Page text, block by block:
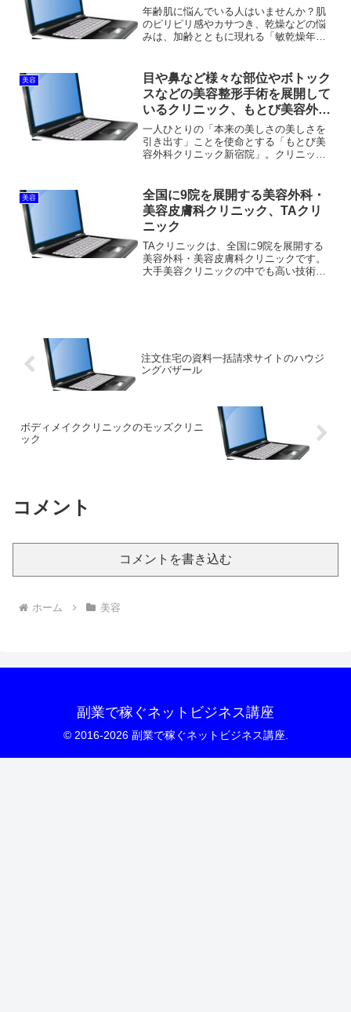
年齢肌に悩んでいる人はいませんか？肌
のピリピリ感やカサつき、乾燥などの悩
みは、加齢とともに現れる「敏乾燥年齢
いた肌のことを言い、多くの人がこの悩
みをかかえています。「コラ...
美容
目や鼻など様々な部位やボトック
スなどの美容整形手術を展開して
いるクリニック、もとび美容外科
クリニック
一人ひとりの「本来の美しさの美しさを
引き出す」ことを使命とする「もとび美
容外科クリニック新宿院」。クリニック
しさの可能性を引き出し、豊かで幸せな
人生を送れるように、メス...
美容
全国に9院を展開する美容外科・
美容皮膚科クリニック、TAクリ
ニック
TAクリニックは、全国に9院を展開する
美容外科・美容皮膚科クリニックです。
大手美容クリニックの中でも高い技術力
注文住宅の資料一括請求サイトのハウジ
ングバザール
ボディメイククリニックのモッズクリニ
ック
コメント
コメントを書き込む
ホーム 美容
副業で稼ぐネットビジネス講座
© 2016-2026 副業で稼ぐネットビジネス講座.